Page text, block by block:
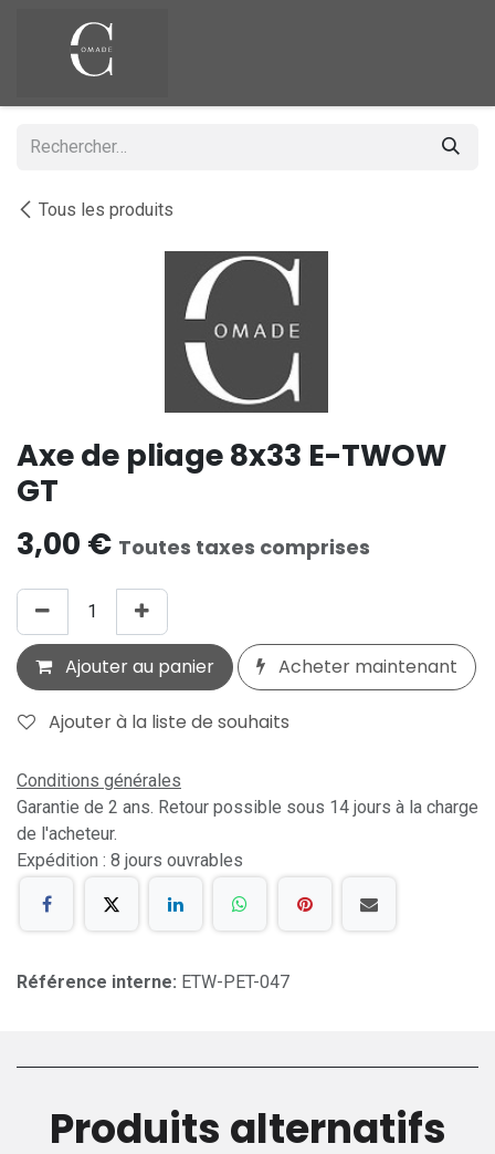
Tous les produits
Axe de pliage 8x33 E-TWOW
GT
3,00 € Toutes taxes comprises
Ajouter au panier Acheter maintenant
Ajouter à la liste de souhaits
Conditions générales
Garantie de 2 ans. Retour possible sous 14 jours à la charge
de l'acheteur.
Expédition : 8 jours ouvrables
Référence interne: ETW-PET-047
Produits alternatifs